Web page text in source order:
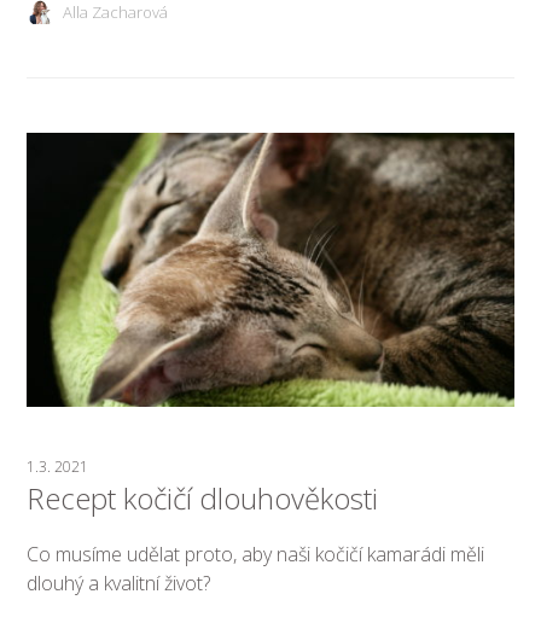
Alla Zacharová
1.3. 2021
Recept kočičí dlouhověkosti
Co musíme udělat proto, aby naši kočičí kamarádi měli
dlouhý a kvalitní život?